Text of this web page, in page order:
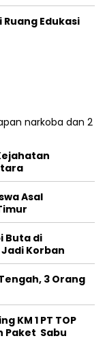
Edukasi
Asal
Buta di
Korban
3 Orang
KM 1 PT TOP
Paket Sabu